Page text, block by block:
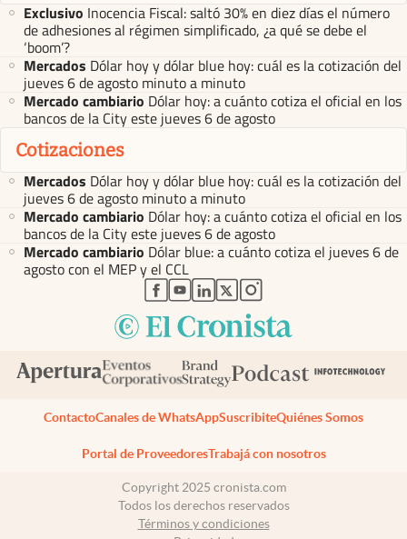
Exclusivo Inocencia Fiscal: saltó 30% en diez días el número
de adhesiones al régimen simplificado, ¿a qué se debe el
‘boom’?
Mercados Dólar hoy y dólar blue hoy: cuál es la cotización del
jueves 6 de agosto minuto a minuto
Mercado cambiario Dólar hoy: a cuánto cotiza el oficial en los
bancos de la City este jueves 6 de agosto
Cotizaciones
Mercados Dólar hoy y dólar blue hoy: cuál es la cotización del
jueves 6 de agosto minuto a minuto
Mercado cambiario Dólar hoy: a cuánto cotiza el oficial en los
bancos de la City este jueves 6 de agosto
Mercado cambiario Dólar blue: a cuánto cotiza el jueves 6 de
agosto con el MEP y el CCL
abre en nueva pestaña
abre en nueva pestaña
abre en nueva pestaña
abre en nueva pestaña
abre en nueva pestaña
ContactoCanales de WhatsAppSuscribiteQuiénes Somos
Portal de ProveedoresTrabajá con nosotros
Copyright 2025 cronista.com
Todos los derechos reservados
Términos y condiciones